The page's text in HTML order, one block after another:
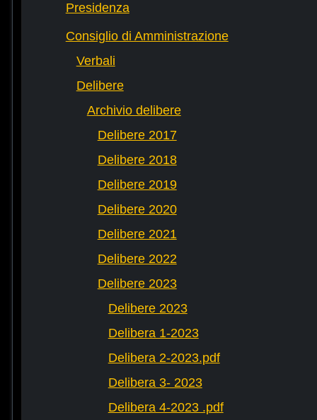
Presidenza
Consiglio di Amministrazione
Verbali
Delibere
Archivio delibere
Delibere 2017
Delibere 2018
Delibere 2019
Delibere 2020
Delibere 2021
Delibere 2022
Delibere 2023
Delibere 2023
Delibera 1-2023
Delibera 2-2023.pdf
Delibera 3- 2023
Delibera 4-2023 .pdf